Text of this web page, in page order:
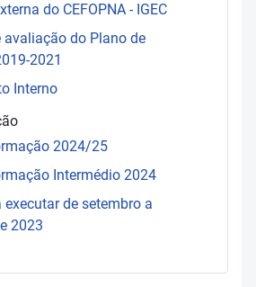
do CEFOPNA - IGEC
avaliação do Plano de
2021
Interno
2024/25
Intermédio 2024
executar de setembro a
2023